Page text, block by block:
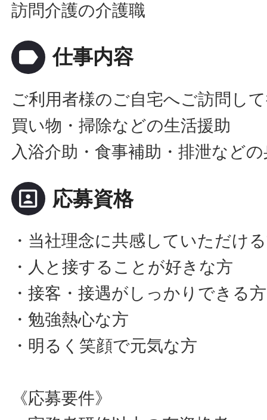
訪問介護の介護職
label 仕事内容
ご利用者様のご自宅へご訪問し
買い物・掃除などの生活援助
入浴介助・食事補助・排泄など
portrait 応募資格
・当社理念に共感していただけ
・人と接することが好きな方
・接客・接遇がしっかりできる方
・勉強熱心な方
・明るく笑顔で元気な方
《応募要件》